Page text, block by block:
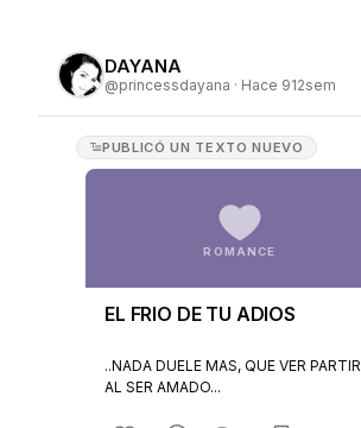
DAYANA
@princessdayana · Hace 912sem
PUBLICÓUN TEXTO NUEVO
ROMANCE
EL FRIO DE TU ADIOS
..NADA DUELE MAS, QUE VER PARTIR
AL SER AMADO...